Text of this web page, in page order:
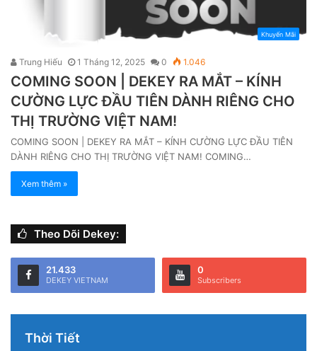
Khuyến Mãi
Trung Hiếu 1 Tháng 12, 2025 0 1.046
COMING SOON | DEKEY RA MẮT – KÍNH
CƯỜNG LỰC ĐẦU TIÊN DÀNH RIÊNG CHO
THỊ TRƯỜNG VIỆT NAM!
COMING SOON | DEKEY RA MẮT – KÍNH CƯỜNG LỰC ĐẦU TIÊN
DÀNH RIÊNG CHO THỊ TRƯỜNG VIỆT NAM! COMING…
Xem thêm »
Theo Dõi Dekey:
21.433
DEKEY VIETNAM
0
Subscribers
Thời Tiết